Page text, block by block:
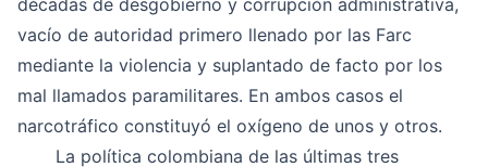
décadas de desgobierno y corrupción administrativa,
vacío de autoridad primero llenado por las Farc
mediante la violencia y suplantado de facto por los
mal llamados paramilitares. En ambos casos el
narcotráfico constituyó el oxígeno de unos y otros.
La política colombiana de las últimas tres